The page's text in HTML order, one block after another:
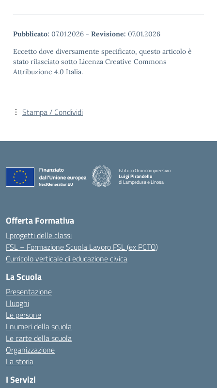
Pubblicato: 07.01.2026 - Revisione: 07.01.2026
Eccetto dove diversamente specificato, questo articolo è
stato rilasciato sotto Licenza Creative Commons
Attribuzione 4.0 Italia.
Stampa / Condividi
Istituto Omnicomprensivo
Luigi Pirandello
di Lampedusa e Linosa
Offerta Formativa
I progetti delle classi
FSL – Formazione Scuola Lavoro FSL (ex PCTO)
Curricolo verticale di educazione civica
La Scuola
Presentazione
I luoghi
Le persone
I numeri della scuola
Le carte della scuola
Organizzazione
La storia
I Servizi